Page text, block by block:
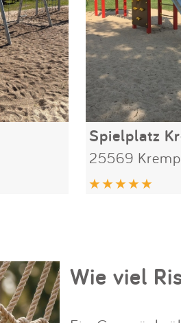
Spielplatz
25569
Wie viel